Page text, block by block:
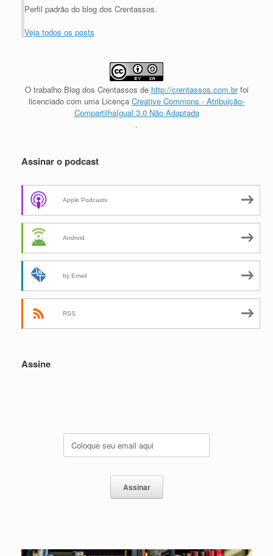
Perfil padrão do blog dos Crentassos.
Veja todos os posts
O trabalho Blog dos Crentassos de http://crentassos.com.brfoi
licenciado com uma Licença Creative Commons - Atribuição-
CompartilhaIgual 3.0 Não Adaptada
.
Assinar o podcast
Apple Podcasts
Android
by Email
RSS
Assine